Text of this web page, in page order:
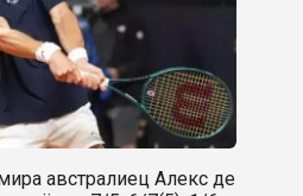
австралиец Алекс де